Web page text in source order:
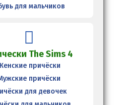
для мальчиков
The Sims 4
причёски
причёски
для девочек